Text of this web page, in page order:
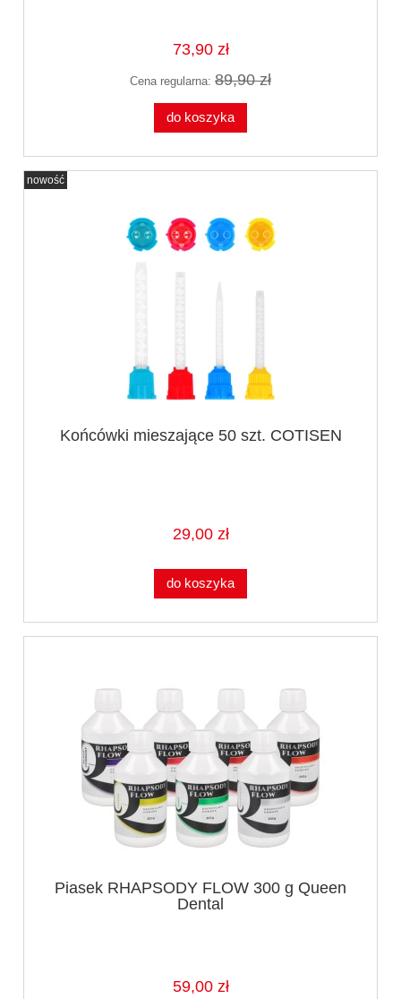
73,90 zł
Cena regularna: 89,90 zł
do koszyka
Końcówki mieszające 50 szt. COTISEN
29,00 zł
do koszyka
nowość
Piasek RHAPSODY FLOW 300 g Queen
Dental
59,00 zł